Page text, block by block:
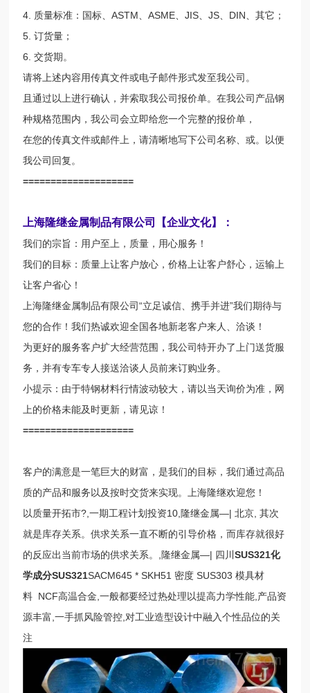
4. 质量标准：国标、ASTM、ASME、JIS、JS、DIN、其它；
5. 订货量；
6. 交货期。
请将上述内容用传真文件或电子邮件形式发至我公司。
且通过以上进行确认，并索取我公司报价单。在我公司产品钢
种规格范围内，我公司会立即给您一个完整的报价单，
在您的传真文件或邮件上，请清晰地写下公司名称、或。以便
我公司回复。
====================
上海隆继金属制品有限公司【企业文化】：
我们的宗旨：用户至上，质量，用心服务！
我们的目标：质量上让客户放心，价格上让客户舒心，运输上
让客户省心！
上海隆继金属制品有限公司“立足诚信、携手并进”我们期待与
您的合作！我们热诚欢迎全国各地新老客户来人、洽谈！
为更好的服务客户扩大经营范围，我公司特开办了上门送货服
务，并有专车专人接送洽谈人员前来订购业务。
小提示：由于特钢材料行情波动较大，请以当天询价为准，网
上的价格未能及时更新，请见谅！
====================
客户的满意是一笔巨大的财富，是我们的目标，我们通过高品
质的产品和服务以及按时交货来实现。上海隆继欢迎您！
以质量开拓市?,一期工程计划投资10,隆继金属—| 北京, 其次
就是库存关系。供求关系一直不断的引导价格，而库存就很好
的反应出当前市场的供求关系。,隆继金属—| 四川SUS321化
学成分SUS321SACM645 * SKH51 密度 SUS303 模具材
料 NCF高温合金,一般都要经过热处理以提高力学性能,产品资
源丰富,一手抓风险管控,对工业造型设计中融入个性品位的关
注